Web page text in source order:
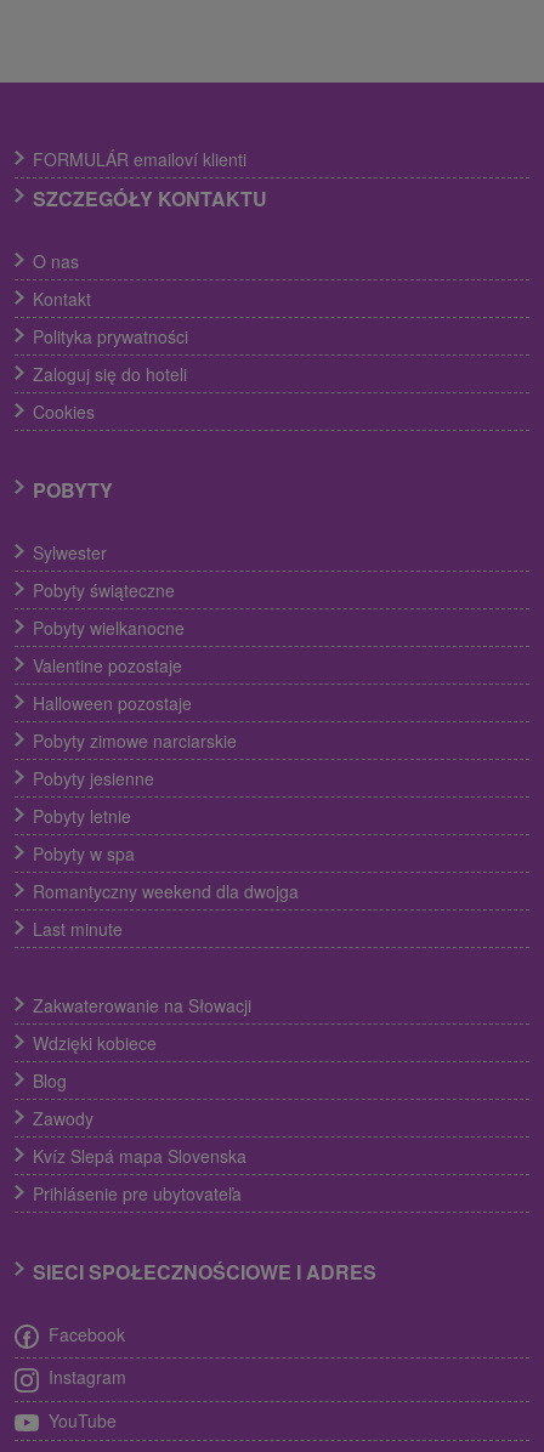
FORMULÁR emailoví klienti
SZCZEGÓŁY KONTAKTU
O nas
Kontakt
Polityka prywatności
Zaloguj się do hoteli
Cookies
POBYTY
Sylwester
Pobyty świąteczne
Pobyty wielkanocne
Valentine pozostaje
Halloween pozostaje
Pobyty zimowe narciarskie
Pobyty jesienne
Pobyty letnie
Pobyty w spa
Romantyczny weekend dla dwojga
Last minute
Zakwaterowanie na Słowacji
Wdzięki kobiece
Blog
Zawody
Kvíz Slepá mapa Slovenska
Prihlásenie pre ubytovateľa
SIECI SPOŁECZNOŚCIOWE I ADRES
Facebook
Instagram
YouTube